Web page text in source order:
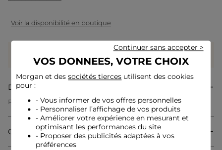
Voir la disponibilité en boutique
45 coeurs grâce à ce produit
Connectez-vous ou inscrivez-vous
Description
Pull col montant
Coupe droite
Col montant
Manches longues
Moyenne maille
Maille duveteuse
Composition & Entretien
VOS DONNEES, VOTRE CHOIX
Morgan et dessociétés tierces utilisent des cookies
pour :
- Vous informer de vos offres personnelles
- Personnaliser l’affichage de vos produits
- Améliorer votre expérience en mesurant et
optimisant les performances du site
- Proposer des publicités adaptées à vos
préférences
Continuer sans accepter >